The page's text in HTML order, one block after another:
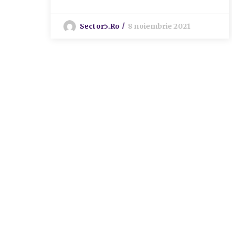
Sector5.ro 8 noiembrie 2021